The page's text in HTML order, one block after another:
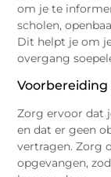
om je te
scholen,
Dit helpt je om
overgang
Voorbereiding
Zorg ervoor dat
en dat er geen
vertragen. Zorg
opgevangen,